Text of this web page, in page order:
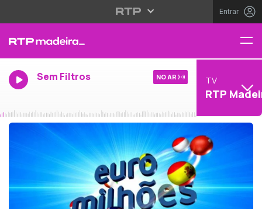
Entrar
Sem Filtros NO AR TV
RTP